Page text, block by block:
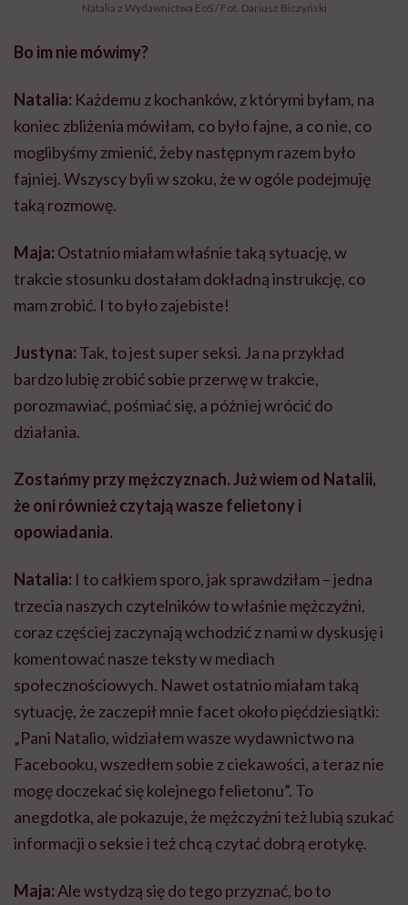
Natalia z Wydawnictwa EoS / Fot. Dariusz Biczyński
Bo im nie mówimy?
Natalia: Każdemu z kochanków, z którymi byłam, na
koniec zbliżenia mówiłam, co było fajne, a co nie, co
moglibyśmy zmienić, żeby następnym razem było
fajniej. Wszyscy byli w szoku, że w ogóle podejmuję
taką rozmowę.
Maja: Ostatnio miałam właśnie taką sytuację, w
trakcie stosunku dostałam dokładną instrukcję, co
mam zrobić. I to było zajebiste!
Justyna: Tak, to jest super seksi. Ja na przykład
bardzo lubię zrobić sobie przerwę w trakcie,
porozmawiać, pośmiać się, a później wrócić do
działania.
Zostańmy przy mężczyznach. Już wiem od Natalii,
że oni również czytają wasze felietony i
opowiadania.
Natalia: I to całkiem sporo, jak sprawdziłam – jedna
trzecia naszych czytelników to właśnie mężczyźni,
coraz częściej zaczynają wchodzić z nami w dyskusję i
komentować nasze teksty w mediach
społecznościowych. Nawet ostatnio miałam taką
sytuację, że zaczepił mnie facet około pięćdziesiątki:
„Pani Natalio, widziałem wasze wydawnictwo na
Facebooku, wszedłem sobie z ciekawości, a teraz nie
mogę doczekać się kolejnego felietonu”. To
anegdotka, ale pokazuje, że mężczyźni też lubią szukać
informacji o seksie i też chcą czytać dobrą erotykę.
Maja:Ale wstydzą się do tego przyznać, bo to